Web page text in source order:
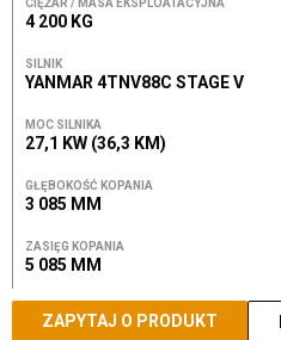
CIĘŻAR / MASA EKSPLOATACYJNA
4 200 KG
SILNIK
YANMAR 4TNV88C STAGE V
MOC SILNIKA
27,1 KW (36,3 KM)
GŁĘBOKOŚĆ KOPANIA
3 085 MM
ZASIĘG KOPANIA
5 085 MM
ZAPYTAJ O PRODUKT